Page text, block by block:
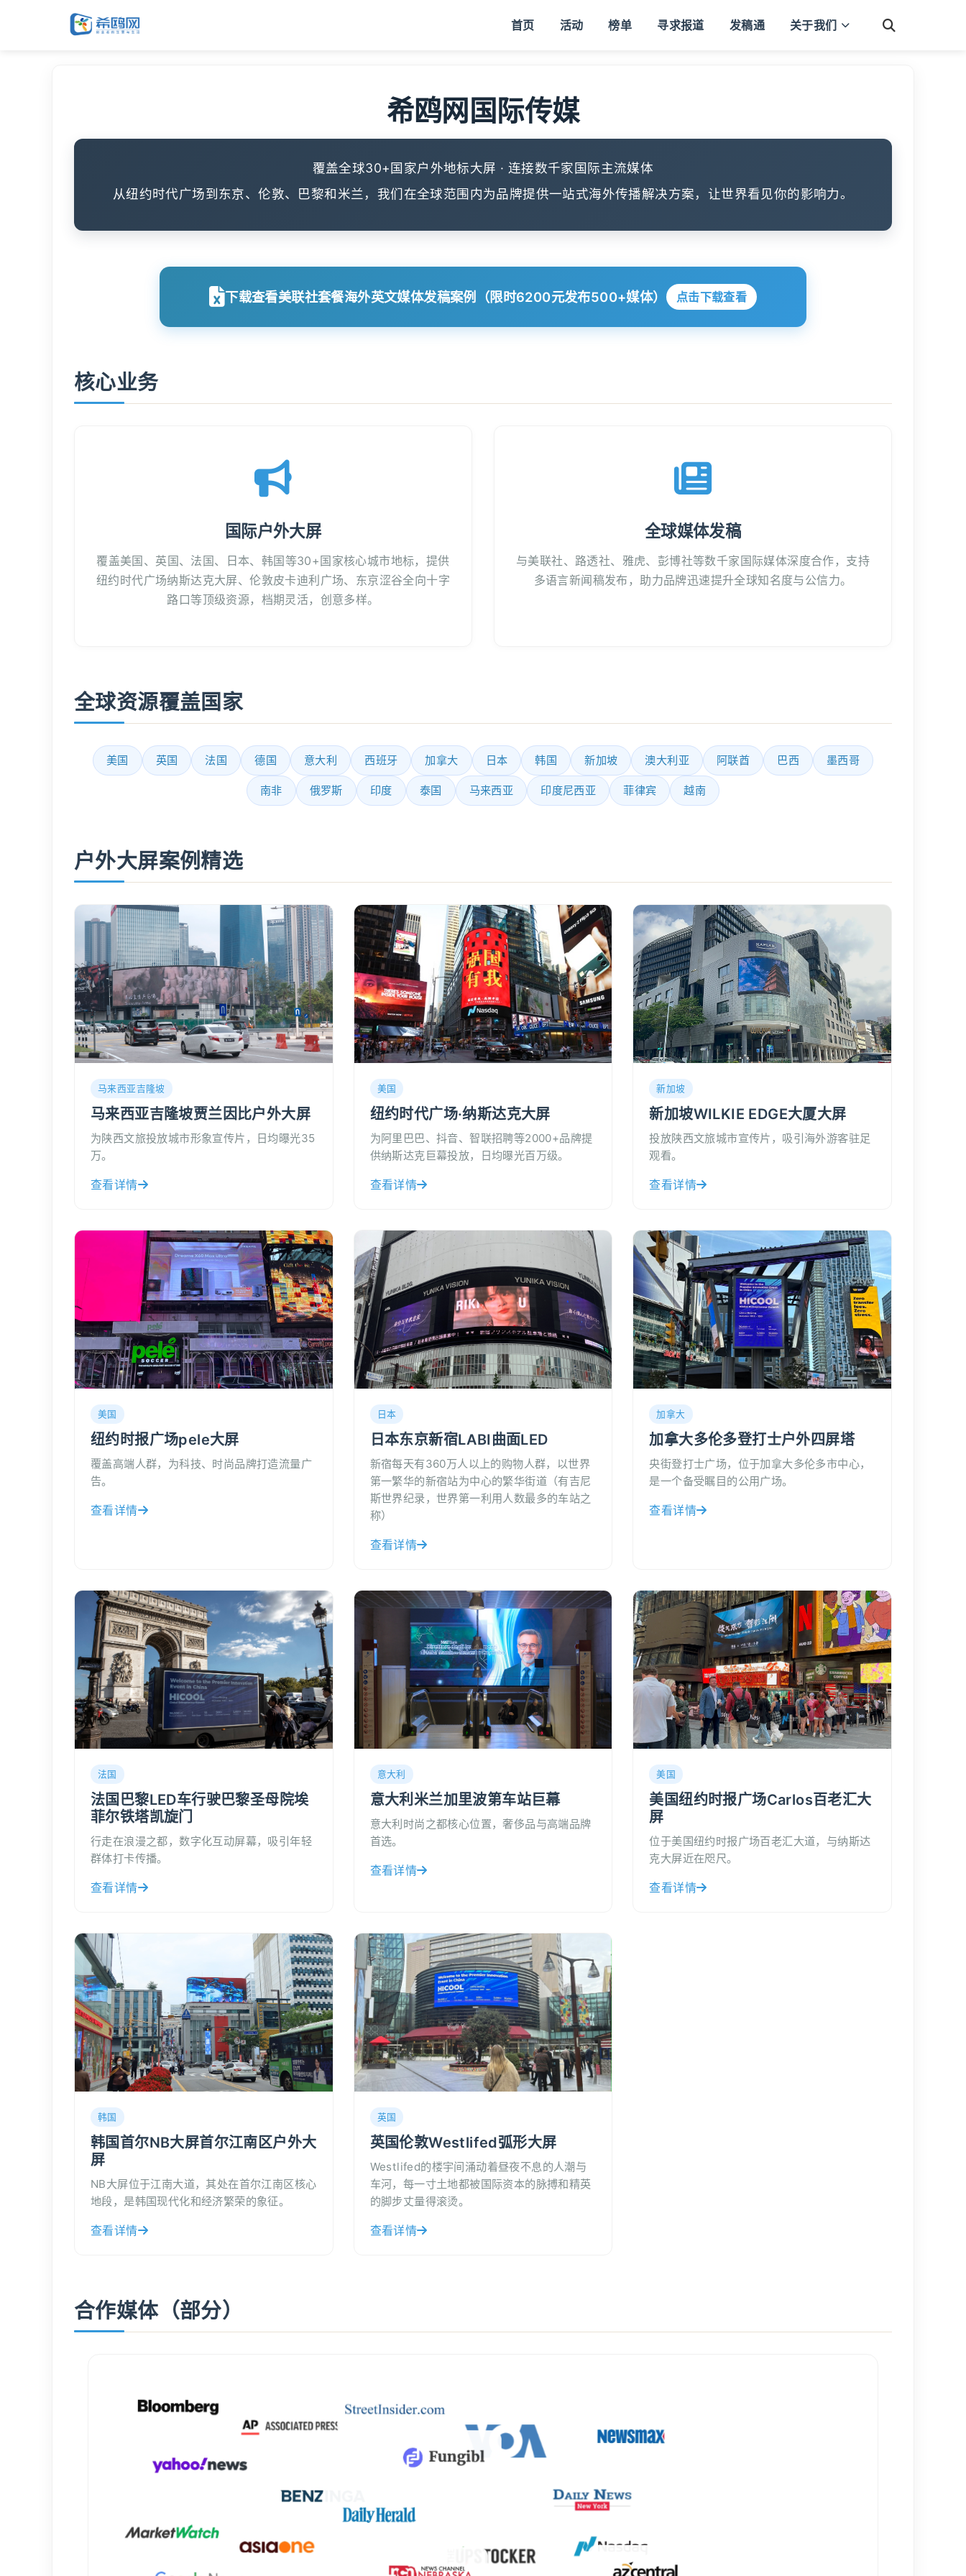
首页 活动 榜单 寻求报道 发稿通 关于我们
希鸥网国际传媒
覆盖全球30+国家户外地标大屏 · 连接数千家国际主流媒体
从纽约时代广场到东京、伦敦、巴黎和米兰，我们在全球范围内为品牌提供一站式海外传播解决方案，让世界看见你的影响力。
下载查看美联社套餐海外英文媒体发稿案例（限时6200元发布500+媒体） 点击下载查看
核心业务
国际户外大屏
覆盖美国、英国、法国、日本、韩国等30+国家核心城市地标，提供
纽约时代广场纳斯达克大屏、伦敦皮卡迪利广场、东京涩谷全向十字
路口等顶级资源，档期灵活，创意多样。
全球媒体发稿
与美联社、路透社、雅虎、彭博社等数千家国际媒体深度合作，支持
多语言新闻稿发布，助力品牌迅速提升全球知名度与公信力。
全球资源覆盖国家
美国 英国 法国 德国 意大利 西班牙 加拿大 日本 韩国 新加坡 澳大利亚 阿联酋 巴西 墨西哥
南非 俄罗斯 印度 泰国 马来西亚 印度尼西亚 菲律宾 越南
户外大屏案例精选
马来西亚吉隆坡
马来西亚吉隆坡贾兰因比户外大屏
为陕西文旅投放城市形象宣传片，日均曝光35
万。
查看详情
美国
纽约时代广场·纳斯达克大屏
为阿里巴巴、抖音、智联招聘等2000+品牌提
供纳斯达克巨幕投放，日均曝光百万级。
查看详情
新加坡
新加坡WILKIE EDGE大厦大屏
投放陕西文旅城市宣传片，吸引海外游客驻足
观看。
查看详情
美国
纽约时报广场pele大屏
覆盖高端人群，为科技、时尚品牌打造流量广
告。
查看详情
日本
日本东京新宿LABI曲面LED
新宿每天有360万人以上的购物人群，以世界
第一繁华的新宿站为中心的繁华街道（有吉尼
斯世界纪录，世界第一利用人数最多的车站之
称）
查看详情
加拿大
加拿大多伦多登打士户外四屏塔
央街登打士广场，位于加拿大多伦多市中心，
是一个备受瞩目的公用广场。
查看详情
法国
法国巴黎LED车行驶巴黎圣母院埃
菲尔铁塔凯旋门
行走在浪漫之都，数字化互动屏幕，吸引年轻
群体打卡传播。
查看详情
意大利
意大利米兰加里波第车站巨幕
意大利时尚之都核心位置，奢侈品与高端品牌
首选。
查看详情
美国
美国纽约时报广场Carlos百老汇大
屏
位于美国纽约时报广场百老汇大道，与纳斯达
克大屏近在咫尺。
查看详情
韩国
韩国首尔NB大屏首尔江南区户外大
屏
NB大屏位于江南大道，其处在首尔江南区核心
地段，是韩国现代化和经济繁荣的象征。
查看详情
英国
英国伦敦Westlifed弧形大屏
Westlifed的楼宇间涌动着昼夜不息的人潮与
车河，每一寸土地都被国际资本的脉搏和精英
的脚步丈量得滚烫。
查看详情
合作媒体（部分）